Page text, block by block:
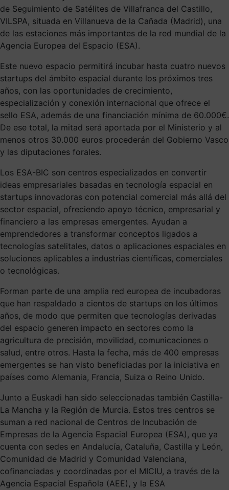
de Seguimiento de Satélites de Villafranca del Castillo,
VILSPA, situada en Villanueva de la Cañada (Madrid), una
de las estaciones más importantes de la red mundial de la
Agencia Europea del Espacio (ESA).
Este nuevo espacio permitirá incubar hasta cuatro nuevos
startups del ámbito espacial durante los próximos tres
años, con las oportunidades de crecimiento,
especialización y conexión internacional que ofrece el
sello ESA, además de una financiación mínima de 60.000€.
De ese total, la mitad será aportada por el Ministerio y al
menos otros 30.000 euros procederán del Gobierno Vasco
y las diputaciones forales.
Los ESA-BIC son centros especializados en convertir
ideas empresariales basadas en tecnología espacial en
startups innovadoras con potencial comercial más allá del
sector espacial, ofreciendo apoyo técnico, empresarial y
financiero a las empresas emergentes. Ayudan a
emprendedores a transformar conceptos ligados a
tecnologías satelitales, datos o aplicaciones espaciales en
soluciones aplicables a industrias científicas, comerciales
o tecnológicas.
Forman parte de una amplia red europea de incubadoras
que han respaldado a cientos de startups en los últimos
años, de modo que permiten que tecnologías derivadas
del espacio generen impacto en sectores como la
agricultura de precisión, movilidad, comunicaciones o
salud, entre otros. Hasta la fecha, más de 400 empresas
emergentes se han visto beneficiadas por la iniciativa en
países como Alemania, Francia, Suiza o Reino Unido.
Junto a Euskadi han sido seleccionadas también Castilla-
La Mancha y la Región de Murcia. Estos tres centros se
suman a red nacional de Centros de Incubación de
Empresas de la Agencia Espacial Europea (ESA), que ya
cuenta con sedes en Andalucía, Cataluña, Castilla y León,
Comunidad de Madrid y Comunidad Valenciana,
cofinanciadas y coordinadas por el MICIU, a través de la
Agencia Espacial Española (AEE), y la ESA